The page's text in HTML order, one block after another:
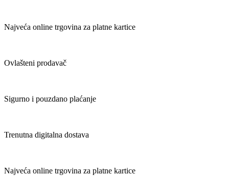
Najveća online trgovina za platne kartice
Ovlašteni prodavač
Sigurno i pouzdano plaćanje
Trenutna digitalna dostava
Najveća online trgovina za platne kartice